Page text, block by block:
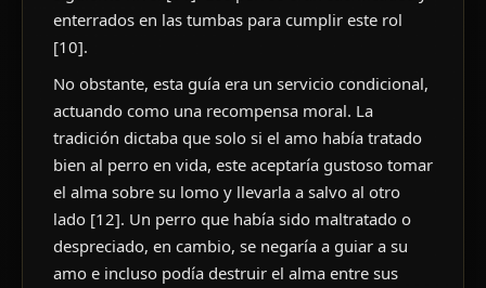
enterrados en las tumbas para cumplir este rol
[10].
No obstante, esta guía era un servicio condicional,
actuando como una recompensa moral. La
tradición dictaba que solo si el amo había tratado
bien al perro en vida, este aceptaría gustoso tomar
el alma sobre su lomo y llevarla a salvo al otro
lado [12]. Un perro que había sido maltratado o
despreciado, en cambio, se negaría a guiar a su
amo e incluso podía destruir el alma entre sus